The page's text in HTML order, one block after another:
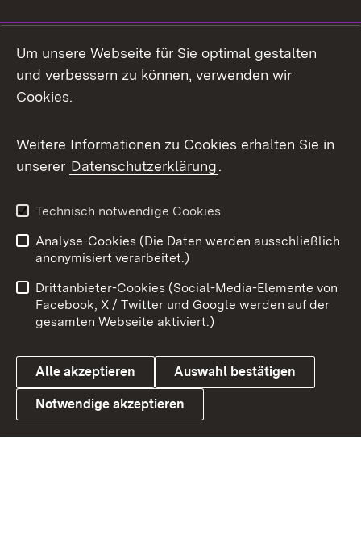
Facebook
X / Twitter
Youtube
Link zum Landesportal
Impressum
Kontakt
Barrierefreiheit
Datenschutz
Cookies
Um unsere Webseite für Sie optimal gestalten
und verbessern zu können, verwenden wir
Cookies.
Weitere Informationen zu Cookies erhalten Sie in
unserer Datenschutzerklärung.
Technisch notwendige Cookies
Analyse-Cookies (Die Daten werden ausschließlich
anonymisiert verarbeitet.)
Drittanbieter-Cookies (Social-Media-Elemente von
Facebook, X / Twitter und Google werden auf der
gesamten Webseite aktiviert.)
Alle akzeptieren Auswahl bestätigen
Notwendige akzeptieren